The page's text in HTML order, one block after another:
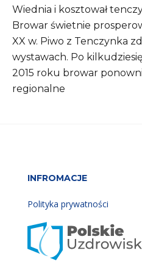
Wiednia i kosztował
Browar świetnie
XX w. Piwo z Tenczynka
wystawach. Po
2015 roku browar
regionalne
INFROMACJE
Polityka prywatności